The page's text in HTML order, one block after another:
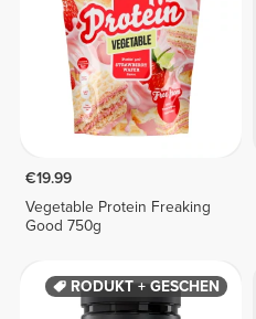
€19.99
Vegetable Protein Freaking
Good 750g
PRODUKT + GESCHENK